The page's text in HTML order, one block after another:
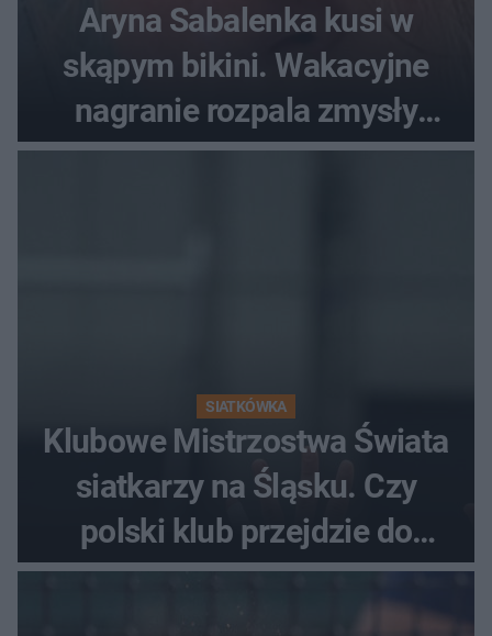
Aryna Sabalenka kusi w
skąpym bikini. Wakacyjne
nagranie rozpala zmysły
fanów
SIATKÓWKA
Klubowe Mistrzostwa Świata
siatkarzy na Śląsku. Czy
polski klub przejdzie do
historii